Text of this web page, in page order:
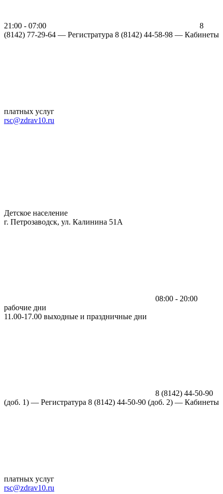
21:00 - 07:00
8
(8142) 77-29-64 — Регистратура 8 (8142) 44-58-98 — Кабинеты
платных услуг
rsc@zdrav10.ru
Детское население
г. Петрозаводск, ул. Калинина 51А
08:00 - 20:00
рабочие дни
11.00-17.00 выходные и праздничные дни
8 (8142) 44-50-90
(доб. 1) — Регистратура 8 (8142) 44-50-90 (доб. 2) — Кабинеты
платных услуг
rsc@zdrav10.ru